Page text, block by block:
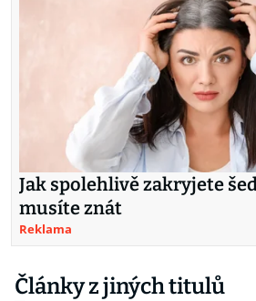
Jak spolehlivě zakryjete
musíte znát
Reklama
Články z jiných titulů